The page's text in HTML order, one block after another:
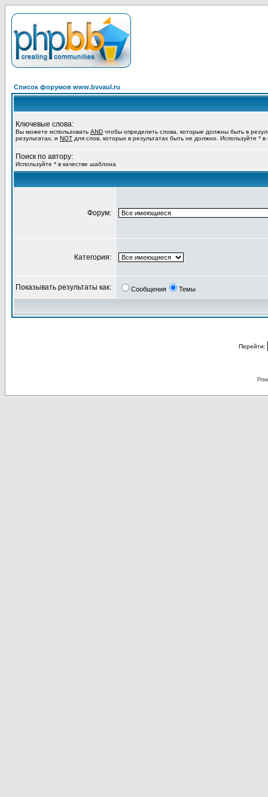
Список форумов www.bvvaul.ru
Ключевые слова:
Вы можете использовать AND чтобы определить слова, которые должны быть в
результатах, и NOT для слов, которых в результатах быть не должно. Используйте *
Поиск по автору:
Используйте * в качестве шаблона
Форум:
Категория:
Показывать результаты как: Сообщения Темы
Перейти: